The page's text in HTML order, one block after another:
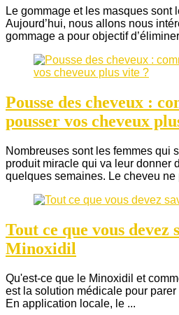
Le gommage et les masques sont
Aujourd’hui, nous allons nous
gommage a pour objectif
Pousse des cheveux :
pousser vos cheveux
Nombreuses sont les femmes qui
produit miracle qui va leur donner
quelques semaines. Le cheveu ne
Tout ce que vous devez
Minoxidil
Qu'est-ce que le Minoxidil et
est la solution médicale pour
En application locale, le ...